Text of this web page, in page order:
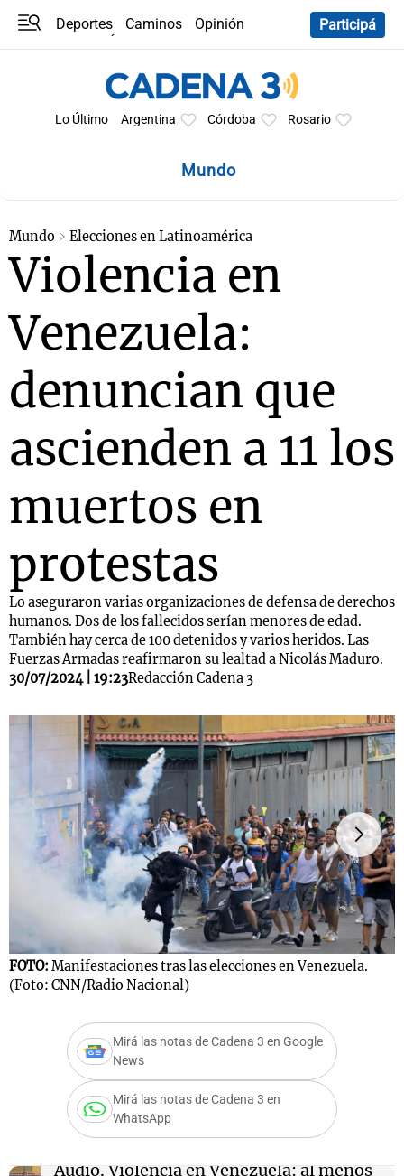
Deportes Caminos
Opinión
Participá
Lo Último Argentina Córdoba Rosario
Mundo
Mundo Elecciones en Latinoamérica
Violencia en
Venezuela:
denuncian que
ascienden a 11 los
muertos en
protestas
Lo aseguraron varias organizaciones de defensa de derechos
humanos. Dos de los fallecidos serían menores de edad.
También hay cerca de 100 detenidos y varios heridos. Las
Fuerzas Armadas reafirmaron su lealtad a Nicolás Maduro.
30/07/2024 | 19:23Redacción Cadena 3
FOTO: Manifestaciones tras las elecciones en Venezuela.
(Foto: CNN/Radio Nacional)
Mirá las notas de Cadena 3 en Google
News
Mirá las notas de Cadena 3 en
WhatsApp
Audio. Violencia en Venezuela: al menos
Notas
Mundial 2026
Notas
La Sole en
Cadena 3